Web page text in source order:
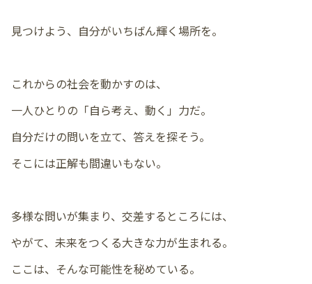
見つけよう、自分がいちばん輝く場所を。
これからの社会を動かすのは、
一人ひとりの「自ら考え、動く」力だ。
自分だけの問いを立て、答えを探そう。
そこには正解も間違いもない。
多様な問いが集まり、交差するところには、
やがて、未来をつくる大きな力が生まれる。
ここは、そんな可能性を秘めている。